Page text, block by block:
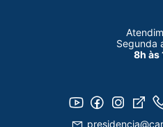
Segunda
8h às